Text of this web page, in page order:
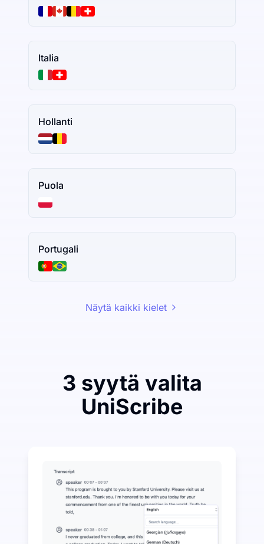
Italia
Hollanti
Puola
Portugali
Näytä kaikki kielet
3 syytä valita
UniScribe
UniScribe tarjoaa 120 minuuttia ilmaista
Lisää tekoälyominaisuuksia saatavilla tekstiksi
Luo automaattisesti tiivistelmiä, miellekarttoja ja